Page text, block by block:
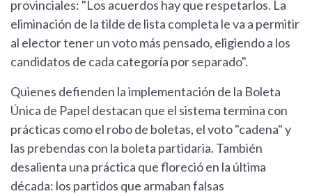
provinciales: "Los acuerdos hay que respetarlos. La
eliminación de la tilde de lista completa le va a permitir
al elector tener un voto más pensado, eligiendo a los
candidatos de cada categoría por separado".
Quienes defienden la implementación de la Boleta
Única de Papel destacan que el sistema termina con
prácticas como el robo de boletas, el voto "cadena" y
las prebendas con la boleta partidaria. También
desalienta una práctica que floreció en la última
década: los partidos que armaban falsas